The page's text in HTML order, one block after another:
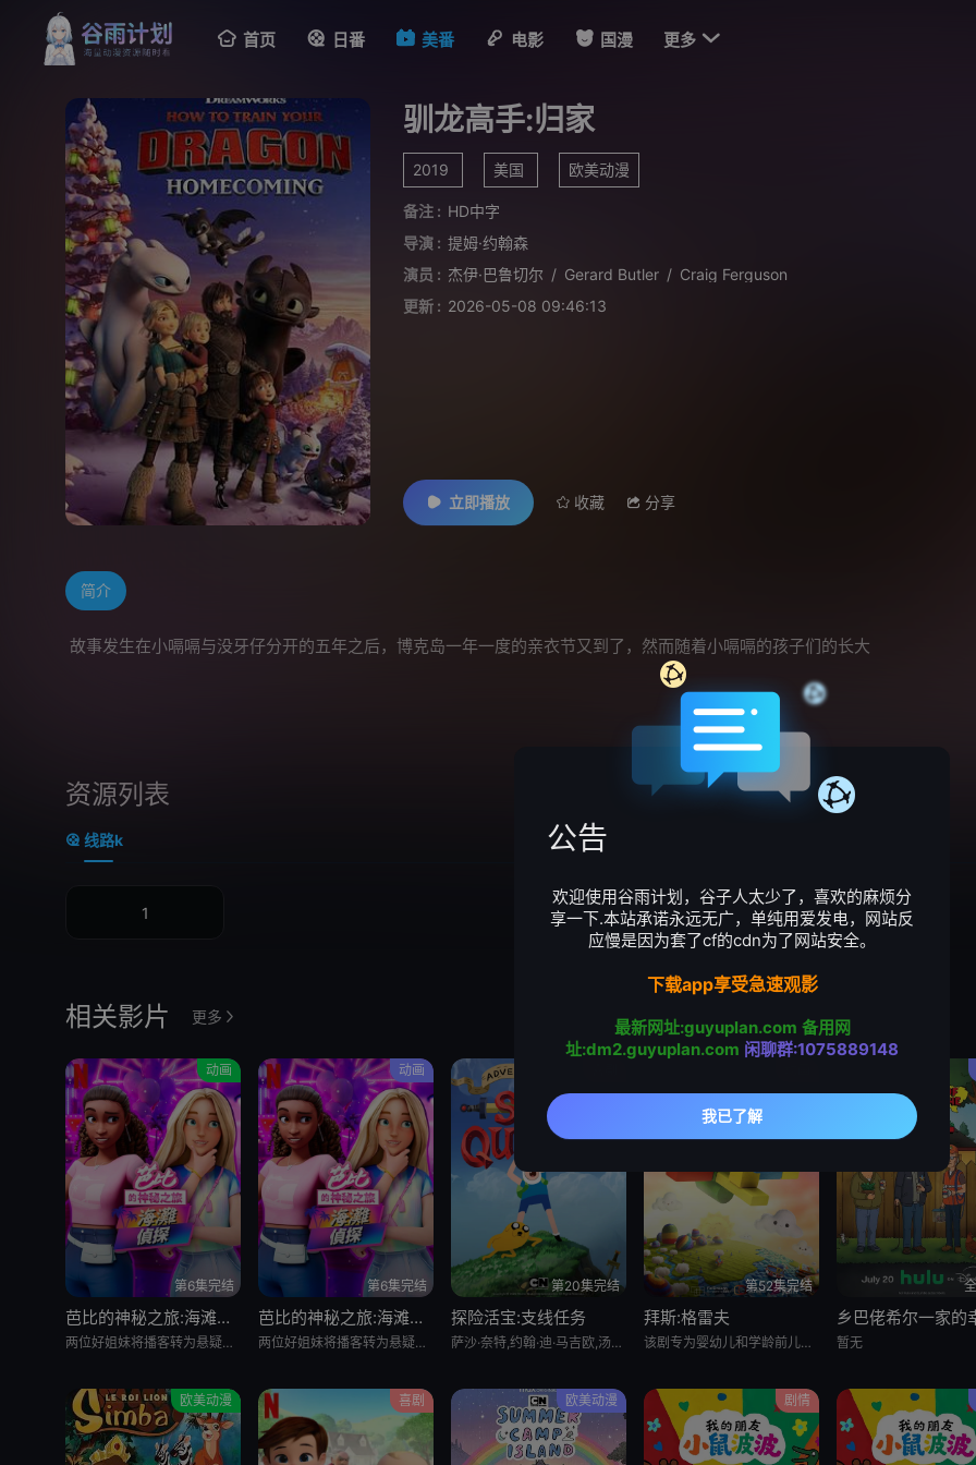
首页 日番 美番 电影 国漫 更多 
驯龙高手:归家
2019 美国 欧美动漫
备注 : HD中字
导演 : 提姆·约翰森
演员 : 杰伊·巴鲁切尔 / Gerard Butler / Craig Ferguson
更新 : 2026-05-08 09:46:13
立即播放 收藏 分享
简介
故事发生在小嗝嗝与没牙仔分开的五年之后，博克岛一年一度的亲衣节又到了，然而随着小嗝嗝的孩子们的长大
资源列表
线路k
1
相关影片 更多
动画
第6集完结
芭比的神秘之旅:海滩探案集 英语版
两位好姐妹将播客转为悬疑推理节目，在海滩嘉年华追查连环失窃谜案的冒险经历
动画
第6集完结
芭比的神秘之旅:海滩探案集
两位好姐妹将播客转为悬疑推理节目，在海滩嘉年华追查连环失窃谜案的冒险经历
第20集完结
探险活宝:支线任务
萨沙·奈特,约翰·迪·马吉欧,汤姆·肯尼,海登·瓦尔希,奥利维亚·奥尔森,杨泫贞
第52集完结
拜斯:格雷夫
该剧专为婴幼儿和学龄前儿童设计，结合了儿童睡眠科学研究。它采用极其柔和的色彩、慢节奏的3D动画和舒缓的音乐，属 暂无
欧美动漫 喜剧 欧美动漫 剧情
公告
欢迎使用谷雨计划，谷子人太少了，喜欢的麻烦分
享一下.本站承诺永远无广，单纯用爱发电，网站反
应慢是因为套了cf的cdn为了网站安全。
下载app享受急速观影
最新网址:guyuplan.com 备用网
址:dm2.guyuplan.com 闲聊群:1075889148